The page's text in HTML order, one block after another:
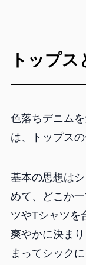
トップ
色落ちデニム
は、トップスの
基本の思想は
めて、どこか
ツやTシャツを
爽やかに決ま
まってシック